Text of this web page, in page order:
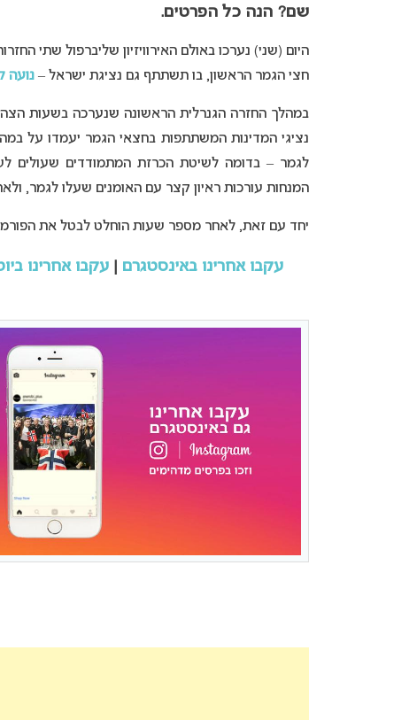
שם? הנה כל הפרטים.
היום (שני) נערכו באולם האירוויזיון שליברפול שתי
חצי הגמר הראשון, בו תשתתף גם נציגת ישראל – נועה
במהלך החזרה הגנרלית הראשונה שנערכה בשעות
נציגי המדינות המשתתפות בחצאי הגמר יעמדו על
לגמר – בדומה לשיטת הכרזת המתמודדים שעולים
המנחות עורכות ראיון קצר עם האומנים שעלו לגמר,
יחד עם זאת, לאחר מספר שעות הוחלט לבטל את
עקבו אחרינו באינסטגרם עקבו אחרינו